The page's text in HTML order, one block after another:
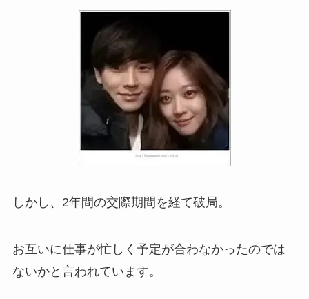
しかし、2年間の交際期間を経て破局。
お互いに仕事が忙しく予定が合わなかったのでは
ないかと言われています。